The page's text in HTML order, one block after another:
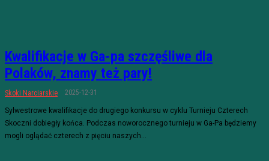
Kwalifikacje w Ga-pa szczęśliwe dla
Polaków, znamy też pary!
Skoki Narciarskie 2025-12-31
Sylwestrowe kwalifikacje do drugiego konkursu w cyklu Turnieju Czterech
Skoczni dobiegły końca. Podczas noworocznego turnieju w Ga-Pa będziemy
mogli oglądać czterech z pięciu naszych...